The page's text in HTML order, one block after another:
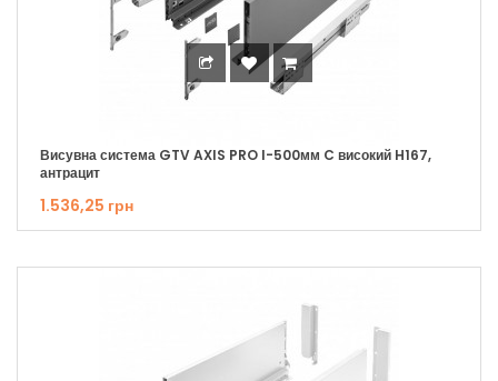
Висувна система GTV AXIS PRO I-500мм C високий H167,
антрацит
1.536,25 грн